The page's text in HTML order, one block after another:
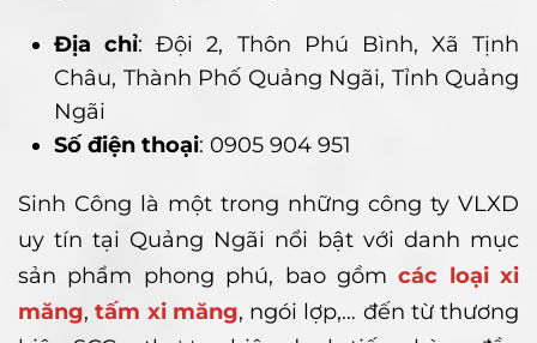
Địa chỉ: Đội 2, Thôn Phú Bình, Xã Tịnh
Châu, Thành Phố Quảng Ngãi, Tỉnh Quảng
Ngãi
Số điện thoại: 0905 904 951
Sinh Công là một trong những công ty VLXD
uy tín tại Quảng Ngãi nổi bật với danh mục
sản phẩm phong phú, bao gồmcác loại xi
măng,tấm xi măng, ngói lợp,… đến từ thương